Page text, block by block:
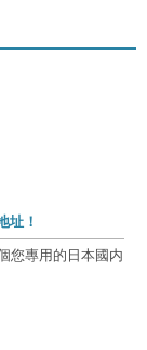
址！
您專用的日本國内